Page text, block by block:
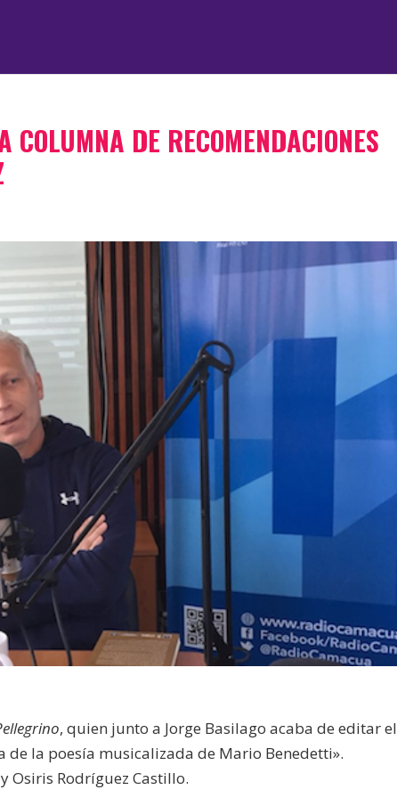
DE RECOMENDACIONES
, quien junto a Jorge Basilago acaba de editar el
de la poesía musicalizada de Mario Benedetti».
Osiris Rodríguez Castillo.